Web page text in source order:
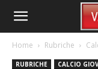
Home Rubriche
RUBRICHE CALCIO